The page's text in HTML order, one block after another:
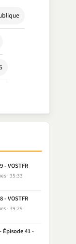
- VOSTFR
35:33
- VOSTFR
39:29
Épisode 41 -